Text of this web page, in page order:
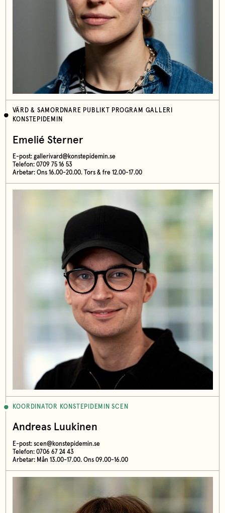
VÄRD & SAMORDNARE PUBLIKT PROGRAM GALLERI
KONSTEPIDEMIN
Emelié Sterner
E-post: gallerivard@konstepidemin.se
Telefon: 0709 75 16 53
Arbetar: Ons 16.00-20.00. Tors & fre 12.00-17.00
KOORDINATOR KONSTEPIDEMIN SCEN
Andreas Luukinen
E-post: scen@konstepidemin.se
Telefon: 0706 67 24 43
Arbetar: Mån 13.00-17.00. Ons 09.00-16.00